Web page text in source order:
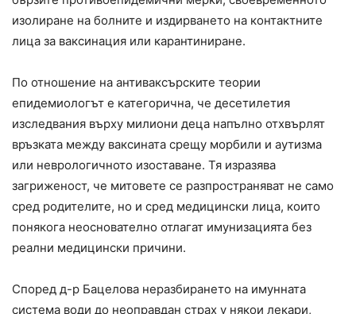
изолиране на болните и издирването на контактните
лица за ваксинация или карантиниране.
По отношение на антиваксърските теории
епидемиологът е категорична, че десетилетия
изследвания върху милиони деца напълно отхвърлят
връзката между ваксината срещу морбили и аутизма
или неврологичното изоставане. Тя изразява
загриженост, че митовете се разпространяват не само
сред родителите, но и сред медицински лица, които
понякога неоснователно отлагат имунизацията без
реални медицински причини.
Според д-р Бацелова неразбирането на имунната
система води до неоправдан страх у някои лекари,